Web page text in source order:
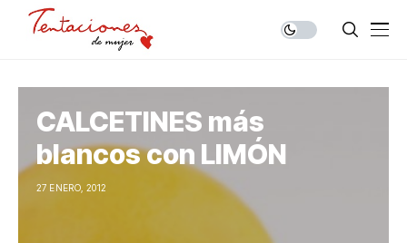
CALCETINES más
blancos con LIMÓN
27 ENERO, 2012